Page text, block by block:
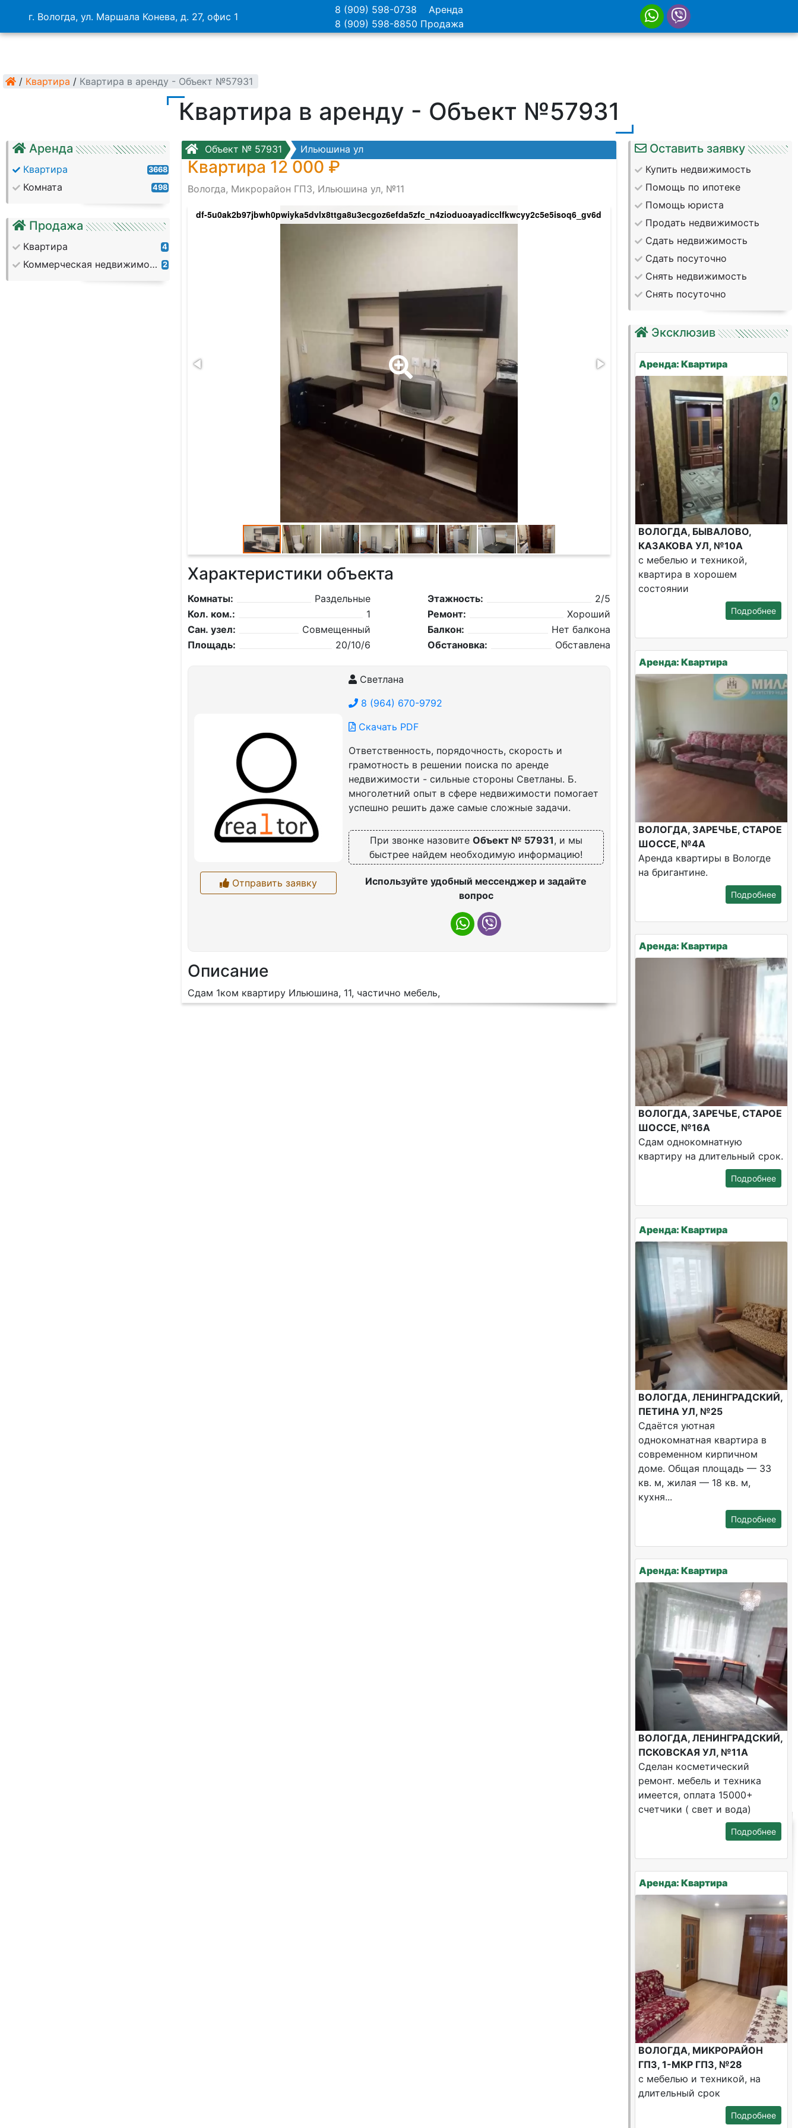
г. Вологда, ул. Маршала Конева, д. 27, офис 1
8 (909) 598-0738 Аренда
8 (909) 598-8850 Продажа
/ Квартира / Квартира в аренду - Объект №57931
Квартира в аренду - Объект №57931
Аренда
Квартира 3668
Комната 498
Продажа
Квартира 4
Коммерческая недвижимость 2
Объект № 57931 Ильюшина ул
Квартира 12 000 ₽
Вологда, Микрорайон ГПЗ, Ильюшина ул, №11
df-5u0ak2b97jbwh0pwiyka5dvlx8ttga8u3ecgoz6efda5zfc_n4zioduoayadicclfkwcyy2c5e5isoq6_gv6d
Характеристики объекта
Комнаты:
Раздельные
Кол. ком.:
1
Сан. узел:
Совмещенный
Площадь:
20/10/6
Этажность:
2/5
Ремонт:
Хороший
Балкон:
Нет балкона
Обстановка:
Обставлена
Отправить заявку
Светлана
8 (964) 670-9792
Скачать PDF
Ответственность, порядочность, скорость и
грамотность в решении поиска по аренде
недвижимости - сильные стороны Светланы. Б.
многолетний опыт в сфере недвижимости помогает
успешно решить даже самые сложные задачи.
При звонке назовите Объект № 57931, и мы
быстрее найдем необходимую информацию!
Используйте удобный мессенджер и задайте
вопрос
Описание
Сдам 1ком квартиру Ильюшина, 11, частично мебель,
Оставить заявку
Купить недвижимость
Помощь по ипотеке
Помощь юриста
Продать недвижимость
Сдать недвижимость
Сдать посуточно
Снять недвижимость
Снять посуточно
Эксклюзив
Аренда: Квартира
ВОЛОГДА, БЫВАЛОВО,
КАЗАКОВА УЛ, №10А
с мебелью и техникой,
квартира в хорошем
состоянии
Подробнее
Аренда: Квартира
ВОЛОГДА, ЗАРЕЧЬЕ, СТАРОЕ
ШОССЕ, №4А
Аренда квартиры в Вологде
на бригантине.
Подробнее
Аренда: Квартира
ВОЛОГДА, ЗАРЕЧЬЕ, СТАРОЕ
ШОССЕ, №16А
Сдам однокомнатную
квартиру на длительный срок.
Подробнее
Аренда: Квартира
ВОЛОГДА, ЛЕНИНГРАДСКИЙ,
ПЕТИНА УЛ, №25
Сдаётся уютная
однокомнатная квартира в
современном кирпичном
доме. Общая площадь — 33
кв. м, жилая — 18 кв. м,
кухня...
Подробнее
Аренда: Квартира
ВОЛОГДА, ЛЕНИНГРАДСКИЙ,
ПСКОВСКАЯ УЛ, №11А
Сделан косметический
ремонт. мебель и техника
имеется, оплата 15000+
счетчики ( свет и вода)
Подробнее
Аренда: Квартира
ВОЛОГДА, МИКРОРАЙОН
ГПЗ, 1-МКР ГПЗ, №28
с мебелью и техникой, на
длительный срок
Подробнее